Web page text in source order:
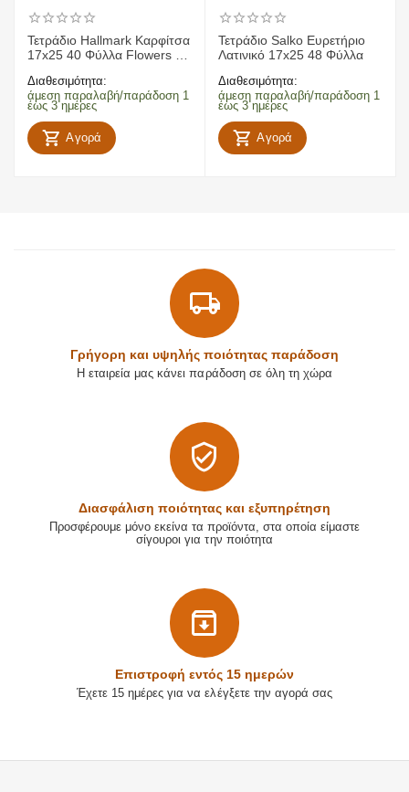
Τετράδιο Hallmark Καρφίτσα
17x25 40 Φύλλα Flowers 2
Διαθεσιμότητα:
άμεση παραλαβή/παράδοση 1
έως 3 ημέρες
Αγορά
Τετράδιο Salko Ευρετήριο
Λατινικό 17x25 48 Φύλλα
Διαθεσιμότητα:
άμεση παραλαβή/παράδοση 1
έως 3 ημέρες
Αγορά
Γρήγορη και υψηλής ποιότητας παράδοση
Η εταιρεία μας κάνει παράδοση σε όλη τη χώρα
Διασφάλιση ποιότητας και εξυπηρέτηση
Προσφέρουμε μόνο εκείνα τα προϊόντα, στα οποία είμαστε
σίγουροι για την ποιότητα
Επιστρoφή εντός 15 ημερών
Έχετε 15 ημέρες για να ελέγξετε την αγορά σας